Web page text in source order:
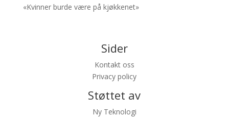
«Kvinner burde være på kjøkkenet»
Sider
Kontakt oss
Privacy policy
Støttet av
Ny Teknologi